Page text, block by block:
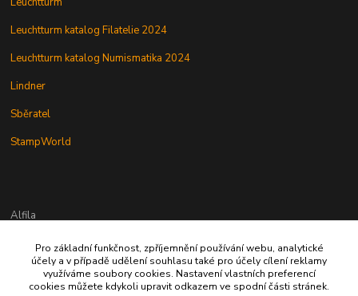
Leuchtturm katalog Filatelie 2024
Leuchtturm katalog Numismatika 2024
Lindner
Sběratel
StampWorld
Alfila
777 326 454
Pro základní funkčnost, zpříjemnění používání webu, analytické
účely a v případě udělení souhlasu také pro účely cílení reklamy
využíváme soubory cookies. Nastavení vlastních preferencí
cookies můžete kdykoli upravit odkazem ve spodní části stránek.